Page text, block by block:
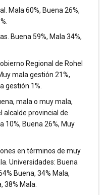
Mala 60%, Buena 26%,
Buena 59%, Mala 34%,
Regional de Rohel
mala gestión 21%,
gestión 1%.
mala o muy mala,
alcalde provincial de
10%, Buena 26%, Muy
en términos de muy
Universidades: Buena
Buena, 34% Mala,
38% Mala.